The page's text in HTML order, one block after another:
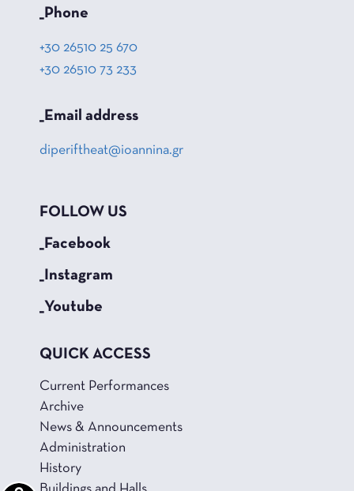
_Phone
+30 26510 25 670
+30 26510 73 233
_Email address
diperiftheat@ioannina.gr
FOLLOW US
_Facebook
_Instagram
_Youtube
QUICK ACCESS
Current Performances
Archive
News & Announcements
Administration
History